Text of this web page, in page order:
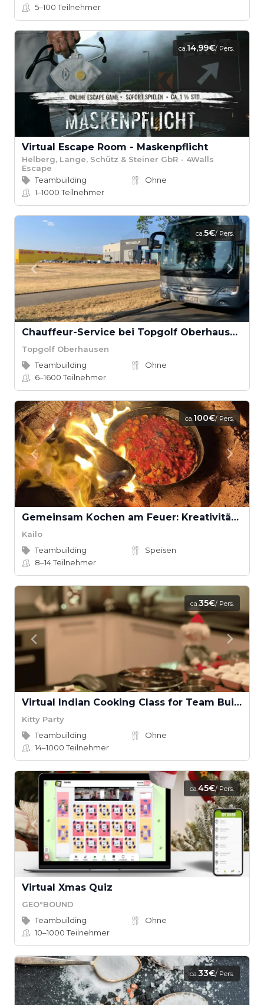
5–100Teilnehmer
ca.14,99€/ Pers.
Virtual Escape Room - Maskenpflicht
Helberg, Lange, Schütz & Steiner GbR - 4Walls
Escape
Teambuilding
Ohne
1–1000Teilnehmer
ca.5€/ Pers.
Chauffeur-Service bei Topgolf Oberhausen
Topgolf Oberhausen
Teambuilding
Ohne
6–1600Teilnehmer
ca.100€/ Pers.
Gemeinsam Kochen am Feuer: Kreativität, Teamgeist und Genuss in der Natur
Kailo
Teambuilding
Speisen
8–14Teilnehmer
ca.35€/ Pers.
Virtual Indian Cooking Class for Team Building with Dancing Chef
Kitty Party
Teambuilding
Ohne
14–1000Teilnehmer
ca.45€/ Pers.
Virtual Xmas Quiz
GEO°BOUND
Teambuilding
Ohne
10–1000Teilnehmer
ca.33€/ Pers.